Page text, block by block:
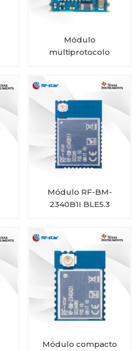
Módulo
multiprotocolo
Módulo RF-BM-
2340B1I BLE5.3
Módulo compacto